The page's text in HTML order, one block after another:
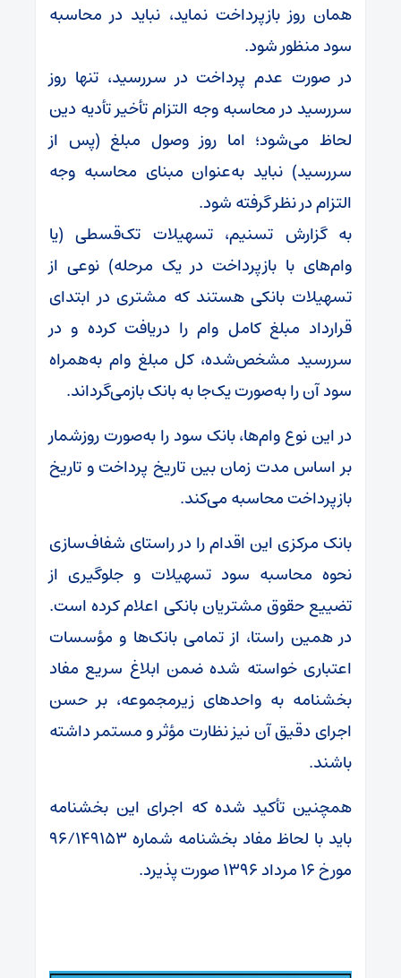
همان روز بازپرداخت نماید، نباید در محاسبه
سود منظور شود.
در صورت عدم پرداخت در سررسید، تنها روز
سررسید در محاسبه وجه التزام تأخیر تأدیه دین
لحاظ می‌شود؛ اما روز وصول مبلغ (پس از
سررسید) نباید به‌عنوان مبنای محاسبه وجه
التزام در نظر گرفته شود.
به گزارش تسنیم، تسهیلات تک‌قسطی (یا
وام‌های با بازپرداخت در یک مرحله) نوعی از
تسهیلات بانکی هستند که مشتری در ابتدای
قرارداد مبلغ کامل وام را دریافت کرده و در
سررسید مشخص‌شده، کل مبلغ وام به‌همراه
سود آن را به‌صورت یک‌جا به بانک بازمی‌گرداند.
در این نوع وام‌ها، بانک سود را به‌صورت روزشمار
بر اساس مدت زمان بین تاریخ پرداخت و تاریخ
بازپرداخت محاسبه می‌کند.
بانک مرکزی این اقدام را در راستای شفاف‌سازی
نحوه محاسبه سود تسهیلات و جلوگیری از
تضییع حقوق مشتریان بانکی اعلام کرده است.
در همین راستا، از تمامی بانک‌ها و مؤسسات
اعتباری خواسته شده ضمن ابلاغ سریع مفاد
بخشنامه به واحدهای زیرمجموعه، بر حسن
اجرای دقیق آن نیز نظارت مؤثر و مستمر داشته
باشند.
همچنین تأکید شده که اجرای این بخشنامه
باید با لحاظ مفاد بخشنامه شماره ۹۶/۱۴۹۱۵۳
مورخ ۱۶ مرداد ۱۳۹۶ صورت پذیرد.